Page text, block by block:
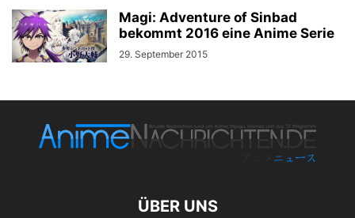
Magi: Adventure of Sinbad
bekommt 2016 eine Anime Serie
29. September 2015
ÜBER UNS